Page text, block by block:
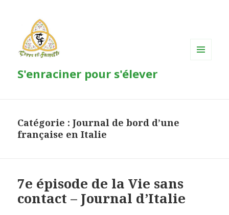
S'enraciner pour s'élever
Catégorie : Journal de bord d’une
française en Italie
7e épisode de la Vie sans
contact – Journal d’Italie